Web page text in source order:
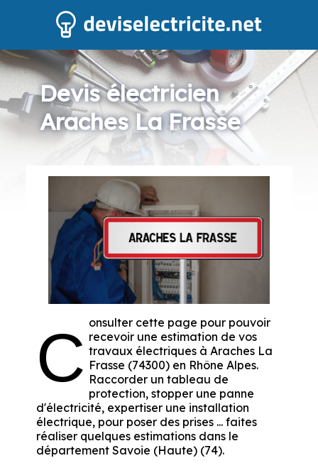
Devis électricien
Araches La Frasse
C onsulter cette page pour pouvoir
recevoir une estimation de vos
travaux électriques à Araches La
Frasse (74300) en Rhône Alpes.
Raccorder un tableau de
protection, stopper une panne
d'électricité, expertiser une installation
électrique, pour poser des prises ... faites
réaliser quelques estimations dans le
département Savoie (Haute) (74).